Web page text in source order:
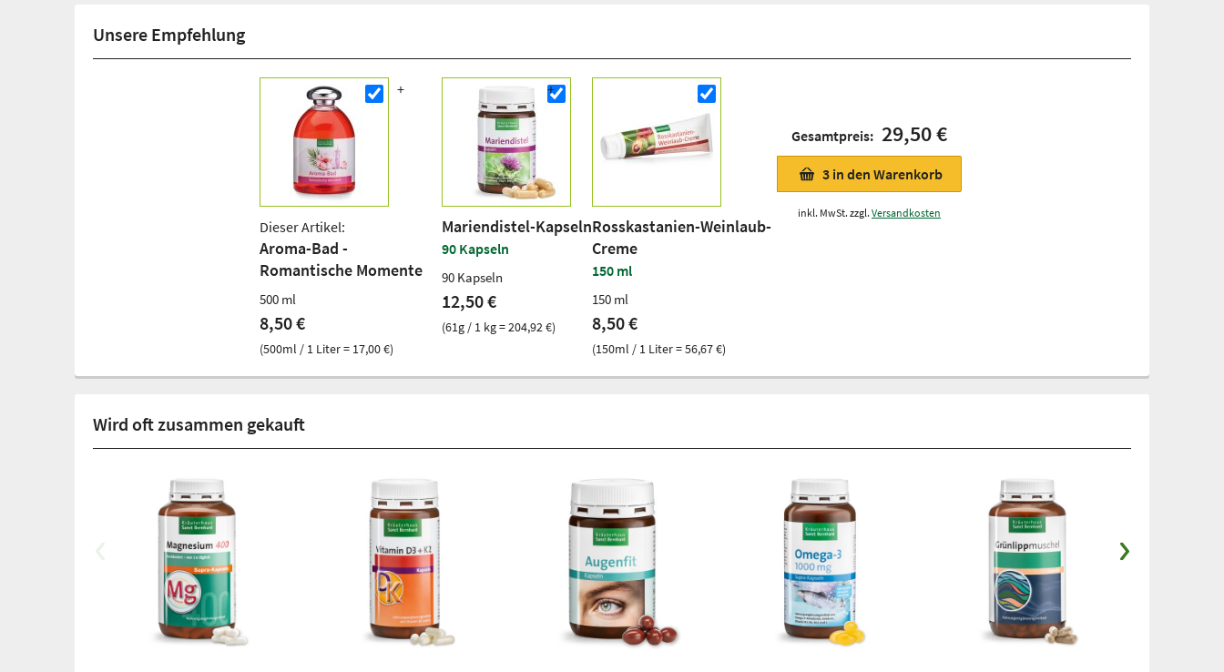
Unsere Empfehlung
Dieser Artikel:
Aroma-Bad -
Romantische Momente
500 ml
8,50 €
(500ml / 1 Liter = 17,00 €)
Mariendistel-Kapseln
90 Kapseln
90 Kapseln
12,50 €
(61g / 1 kg = 204,92 €)
Rosskastanien-Weinlaub-
Creme
150 ml
150 ml
8,50 €
(150ml / 1 Liter = 56,67 €)
Gesamtpreis: 29,50 €
3 in den Warenkorb
inkl. MwSt. zzgl. Versandkosten
Wird oft zusammen gekauft